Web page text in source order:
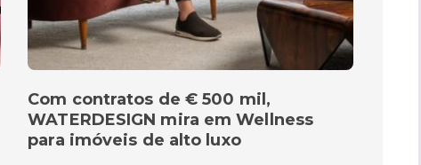
Com contratos de € 500 mil,
WATERDESIGN mira em Wellness
para imóveis de alto luxo